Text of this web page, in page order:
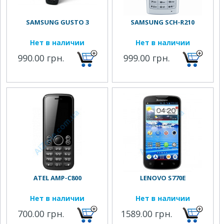
SAMSUNG GUSTO 3
Нет в наличии
990.00 грн.
SAMSUNG SCH-R210
Нет в наличии
999.00 грн.
ATEL AMP-C800
Нет в наличии
700.00 грн.
LENOVO S770E
Нет в наличии
1589.00 грн.